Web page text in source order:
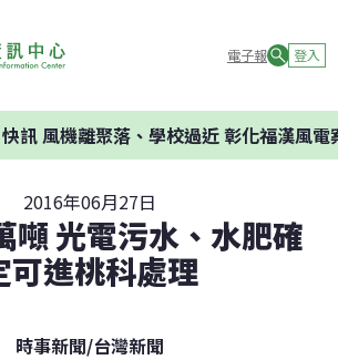
電子報 登入
風機離聚落、學校過近 彰化福漢風電案
2016年06月27日
噸 光電污水、水肥確
可進桃科處理
時事新聞/台灣新聞